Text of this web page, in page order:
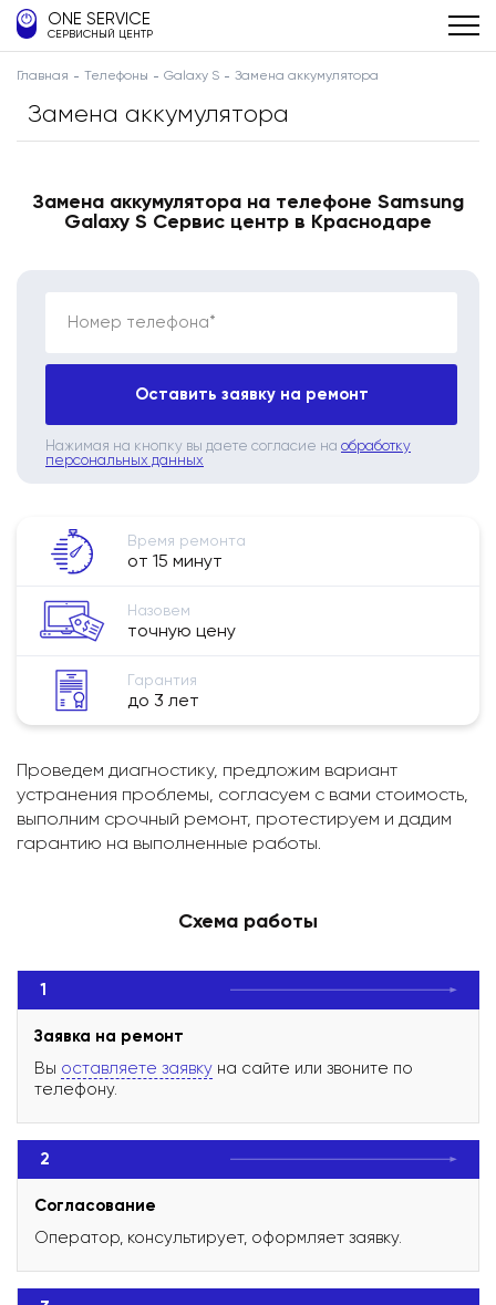
ONE SERVICE
СЕРВИСНЫЙ ЦЕНТР
Главная Телефоны Galaxy S Замена аккумулятора
Замена аккумулятора
Замена аккумулятора на телефоне Samsung
Galaxy S Сервис центр в Краснодаре
Номер телефона*
Оставить заявку на ремонт
Нажимая на кнопку вы даете согласие на обработку
персональных данных
Время ремонта
от 15 минут
Назовем
точную цену
Гарантия
до 3 лет
Проведем диагностику, предложим вариант
устранения проблемы, согласуем с вами стоимость,
выполним срочный ремонт, протестируем и дадим
гарантию на выполненные работы.
Схема работы
1
Заявка на ремонт
Вы оставляете заявку на сайте или звоните по
телефону.
2
Согласование
Оператор, консультирует, оформляет заявку.